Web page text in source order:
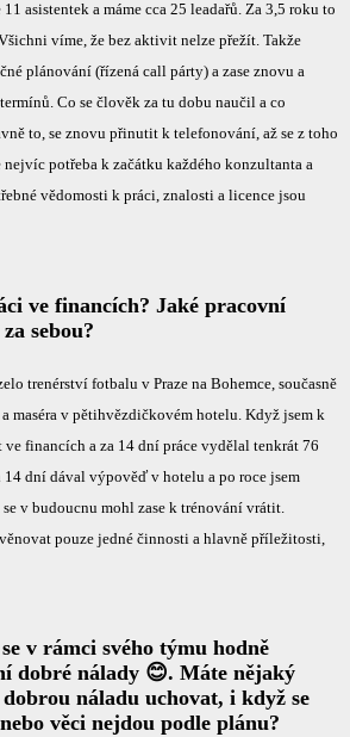
asistentek a máme cca 25 leadařů. Za 3,5 roku to
víme, že bez aktivit nelze přežít. Takže
plánování (řízená call párty) a zase znovu a
Co se člověk za tu dobu naučil a co
to, se znovu přinutit k telefonování, až se z toho
potřeba k začátku každého konzultanta a
vědomosti k práci, znalosti a licence jsou
ve financích? Jaké pracovní
sebou?
trenérství fotbalu v Praze na Bohemce, současně
maséra v pětihvězdičkovém hotelu. Když jsem k
ve financích a za 14 dní práce vydělal tenkrát 76
14 dní dával výpověď v hotelu a po roce jsem
v budoucnu mohl zase k trénování vrátit.
pouze jedné činnosti a hlavně příležitosti,
v rámci svého týmu hodně
dobré nálady 😊. Máte nějaký
náladu uchovat, i když se
věci nejdou podle plánu?